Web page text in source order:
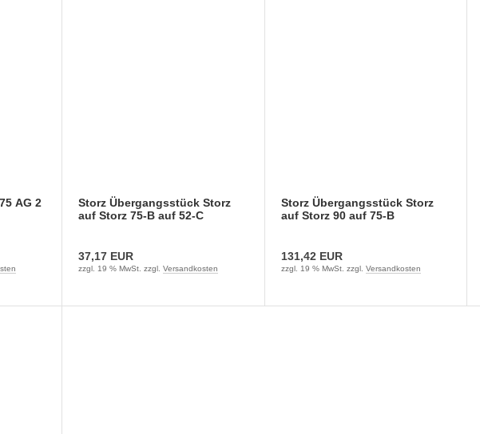
AG 2
Storz Übergangsstück Storz
auf Storz 75-B auf 52-C
37,17 EUR
zzgl. 19 % MwSt. zzgl.Versandkosten
Storz Übergangsstück Storz
auf Storz 90 auf 75-B
131,42 EUR
zzgl. 19 % MwSt. zzgl. Versandkosten